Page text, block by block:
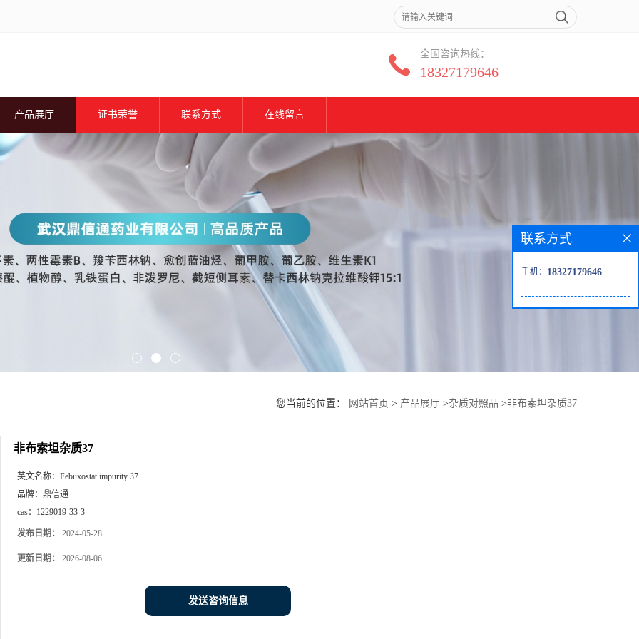
全国咨询热线：
18327179646
产品展厅 证书荣誉 联系方式 在线留言
您当前的位置： 网站首页 > 产品展厅 >杂质对照品 >非布索坦杂质37
非布索坦杂质37
英文名称： Febuxostat impurity 37
品牌： 鼎信通
cas： 1229019-33-3
发布日期： 2024-05-28
更新日期： 2026-08-06
发送咨询信息
联系方式
手机： 18327179646